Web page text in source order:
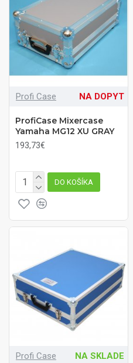
Profi Case NA DOPYT
ProfiCase Mixercase
Yamaha MG12 XU GRAY
193,73€
DO KOŠÍKA
Profi Case NA SKLADE